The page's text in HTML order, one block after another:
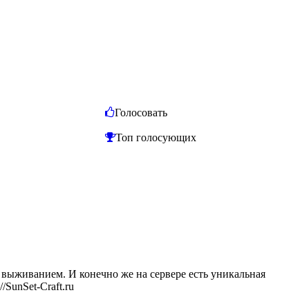
Голосовать
Топ голосующих
И конечно же на сервере есть уникальная
Craft.ru